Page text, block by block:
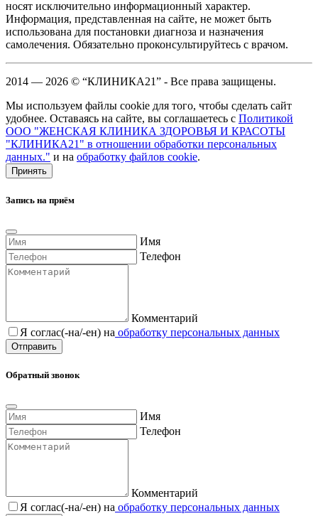
носят исключительно информационный характер.
Информация, представленная на сайте, не может быть
использована для постановки диагноза и назначения
самолечения. Обязательно проконсультируйтесь с врачом.
2014 — 2026 © “КЛИНИКА21” - Все права защищены.
Мы используем файлы cookie для того, чтобы сделать сайт
удобнее. Оставаясь на сайте, вы соглашаетесь с Политикой
ООО "ЖЕНСКАЯ КЛИНИКА ЗДОРОВЬЯ И КРАСОТЫ
"КЛИНИКА21" в отношении обработки персональных
данных." и на обработку файлов cookie.
Принять
Запись на приём
Имя
Телефон
Комментарий
Я соглас(-на/-ен) на обработку персональных данных
Обратный звонок
Имя
Телефон
Комментарий
Я соглас(-на/-ен) на обработку персональных данных